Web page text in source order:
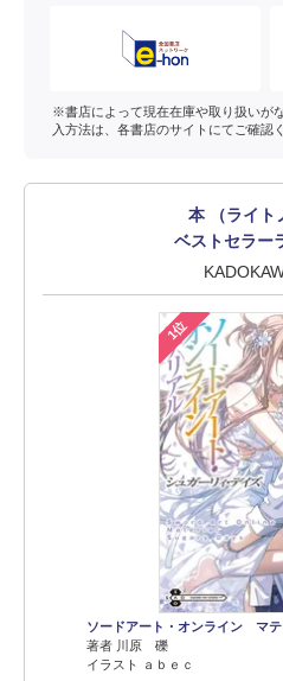
※書店によって現在在庫や取り扱いが
入方法は、各書店のサイトにてご確認
本 （ライト
ベストセラー
1位
ソードアート・オンライン マ
著者 川原 礫
イラスト ａｂｅｃ